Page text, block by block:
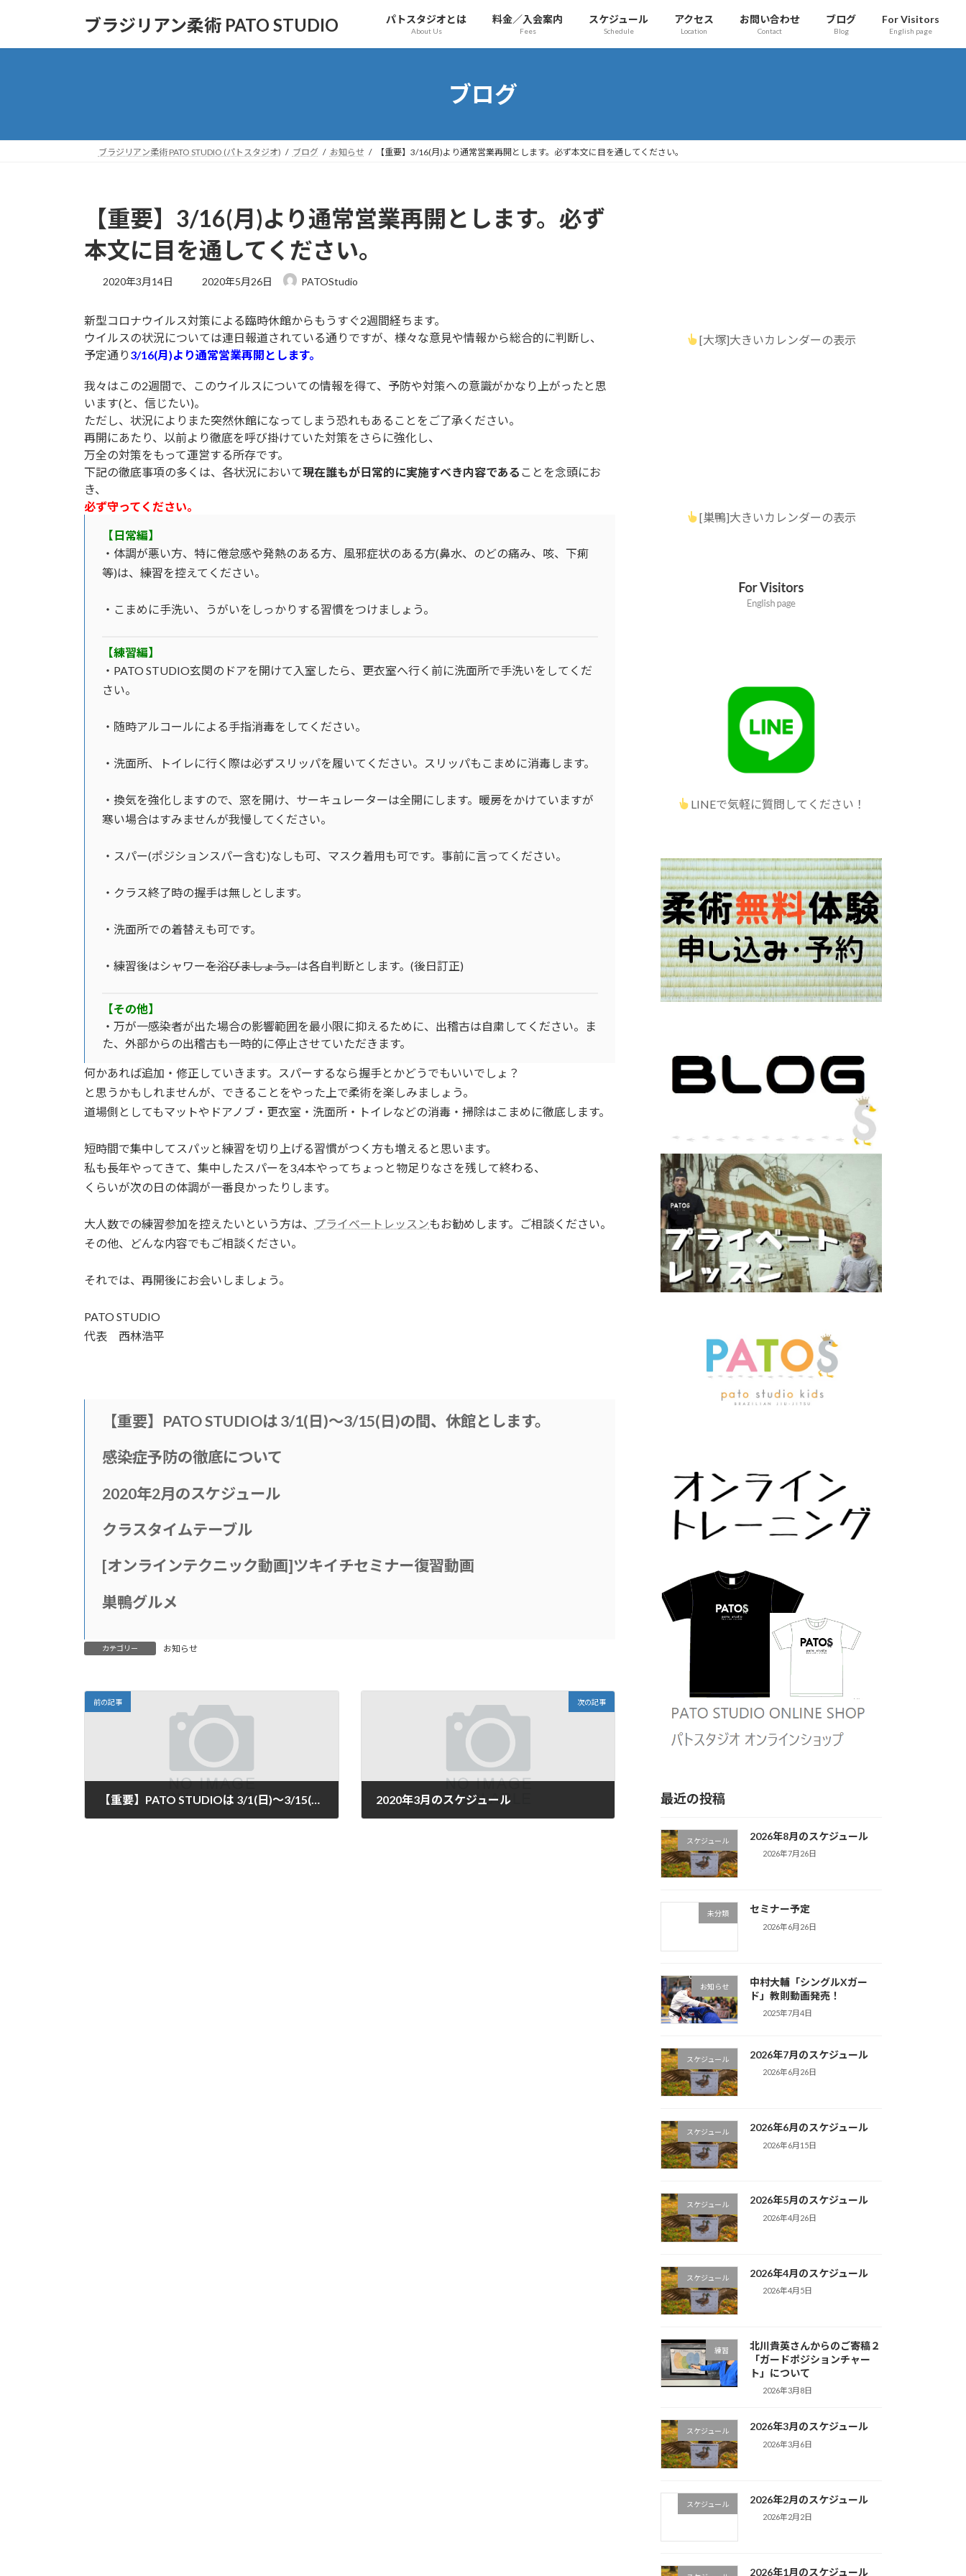
ブラジリアン柔術 PATO STUDIO パトスタジオとは
About Us
料金／入会案内
Fees
スケジュール
Schedule
アクセス
Location
お問い合わせ
Contact
ブログ
Blog
For Visitors
English page
ブログ
ブラジリアン柔術 PATO STUDIO (パトスタジオ) ブログ お知らせ 【重要】3/16(月)より通常営業再開とします。必ず本文に目を通してください。
【重要】3/16(月)より通常営業再開とします。必ず
本文に目を通してください。
2020年3月14日
最
新
日
時
:
2020年5月26日 PATOStudio
新型コロナウイルス対策による臨時休館からもうすぐ2週間経ちます。
ウイルスの状況については連日報道されている通りですが、様々な意見や情報から総合的に判断し、
予定通り 3/16(月)より通常営業再開とします。
我々はこの2週間で、このウイルスについての情報を得て、予防や対策への意識がかなり上がったと思
います(と、信じたい)。
ただし、状況によりまた突然休館になってしまう恐れもあることをご了承ください。
再開にあたり、以前より徹底を呼び掛けていた対策をさらに強化し、
万全の対策をもって運営する所存です。
下記の徹底事項の多くは、各状況において現在誰もが日常的に実施すべき内容である ことを念頭にお
き、
必ず守ってください。
【日常編】
・体調が悪い方、特に倦怠感や発熱のある方、風邪症状のある方(鼻水、のどの痛み、咳、下痢
等)は、練習を控えてください。
・こまめに手洗い、うがいをしっかりする習慣をつけましょう。
【練習編】
・PATO STUDIO玄関のドアを開けて入室したら、 更衣室へ行く前に洗面所で手洗いをしてくだ
さい。
・随時アルコールによる手指消毒をしてください。
・洗面所、トイレに行く際は必ずスリッパを履いてください。 スリッパもこまめに消毒します。
・換気を強化しますので、窓を開け、 サーキュレーターは全開にします。暖房をかけていますが
寒い場合はすみませんが我慢してください。
・ スパー(ポジションスパー含む)なしも可、 マスク着用も可です。事前に言ってください。
・クラス終了時の握手は無しとします。
・洗面所での着替えも可です。
・練習後はシャワーを浴びましょう。は各自判断とします。(後日訂正)
【その他】
・万が一感染者が出た場合の影響範囲を最小限に抑えるために、出稽古は自粛してください。ま
た、外部からの出稽古も一時的に停止させていただきます。
何かあれば追加・修正していきます。スパーするなら握手とかどうでもいいでしょ？
と思うかもしれませんが、できることをやった上で柔術を楽しみましょう。
道場側としてもマットやドアノブ・更衣室・洗面所・トイレなどの消毒・掃除はこまめに徹底します。
短時間で集中してスパッと練習を切り上げる習慣がつく方も増えると思います。
私も長年やってきて、集中したスパーを3,4本やってちょっと物足りなさを残して終わる、
くらいが次の日の体調が一番良かったりします。
大人数での練習参加を控えたいという方は、 プライベートレッスンもお勧めします。ご相談ください。
その他、どんな内容でもご相談ください。
それでは、再開後にお会いしましょう。
PATO STUDIO
代表 西林浩平
【重要】PATO STUDIOは 3/1(日)～3/15(日)の間、休館とします。
感染症予防の徹底について
2020年2月のスケジュール
クラスタイムテーブル
[オンラインテクニック動画]ツキイチセミナー復習動画
巣鴨グルメ
カテゴリー お知らせ
前の記事
【重要】PATO STUDIOは 3/1(日)～3/15(日)の間、休館とします。
次の記事
2020年3月のスケジュール
[大塚]大きいカレンダーの表示
[巣鴨]大きいカレンダーの表示
LINEで気軽に質問してください！
最近の投稿
スケジュール 2026年8月のスケジュール
2026年7月26日
未分類 セミナー予定
2026年6月26日
お知らせ
中村大輔「シングルXガー
ド」教則動画発売！
2025年7月4日
スケジュール 2026年7月のスケジュール
2026年6月26日
スケジュール 2026年6月のスケジュール
2026年6月15日
スケジュール 2026年5月のスケジュール
2026年4月26日
スケジュール 2026年4月のスケジュール
2026年4月5日
練習
北川貴英さんからのご寄稿２
「ガードポジションチャー
ト」について
2026年3月8日
スケジュール 2026年3月のスケジュール
2026年3月6日
スケジュール 2026年2月のスケジュール
2026年2月2日
2026年1月のスケジュール